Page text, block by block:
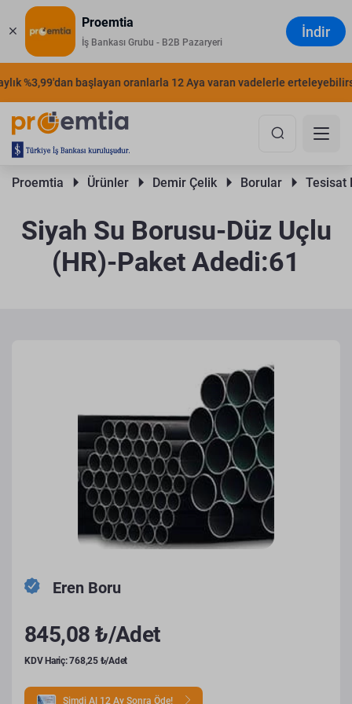
Proemtia
İş Bankası Grubu - B2B Pazaryeri
İndir
%3,99'dan başlayan oranlarla 12 Aya varan vadelerle
Proemtia Ürünler Demir Çelik Borular Tesisat
Siyah Su Borusu-Düz Uçlu
(HR)-Paket Adedi:61
Eren Boru
845,08 ₺/Adet
KDV Hariç: 768,25 ₺/Adet
Şimdi Al 12 Ay Sonra Öde!